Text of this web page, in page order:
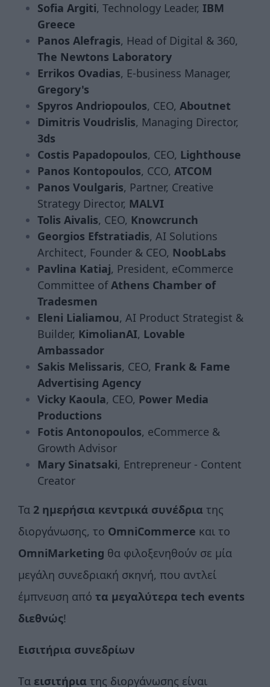
Sofia Argiti, Technology Leader, IBM
Greece
Panos Alefragis, Head of Digital & 360,
The Newtons Laboratory
Errikos Ovadias, E-business Manager,
Gregory's
Spyros Andriopoulos, CEO, Aboutnet
Dimitris Voudrislis, Managing Director,
3ds
Costis Papadopoulos, CEO, Lighthouse
Panos Kontopoulos, CCO, ATCOM
Panos Voulgaris, Partner, Creative
Strategy Director, MALVI
Tolis Aivalis, CEO, Knowcrunch
Georgios Efstratiadis, AI Solutions
Architect, Founder & CEO, NoobLabs
Pavlina Katiaj, President, eCommerce
Committee ofAthens Chamber of
Tradesmen
Eleni Lialiamou, AI Product Strategist &
Builder, KimolianAI, Lovable
Ambassador
Sakis Melissaris, CEO, Frank & Fame
Advertising Agency
Vicky Kaoula, CEO, Power Media
Productions
Fotis Antonopoulos, eCommerce &
Growth Advisor
Mary Sinatsaki, Entrepreneur - Content
Creator
Τα 2 ημερήσια κεντρικά συνέδρια της
διοργάνωσης, το OmniCommerce και το
OmniMarketing θα φιλοξενηθούν σε μία
μεγάλη συνεδριακή σκηνή, που αντλεί
έμπνευση από τα μεγαλύτερα tech events
διεθνώς!
Εισιτήρια συνεδρίων
Tα εισιτήρια της διοργάνωσης είναι